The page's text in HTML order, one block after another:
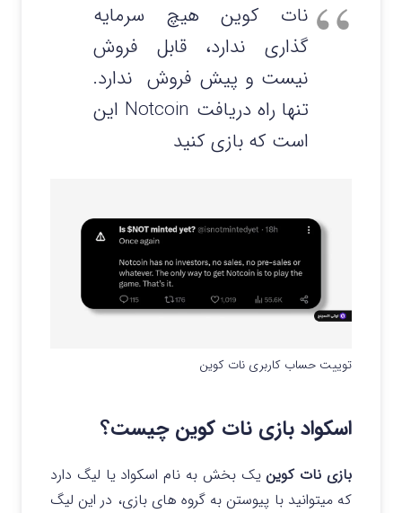
نات کوین هیچ سرمایه
گذاری ندارد، قابل فروش
نیست و پیش فروش ندارد.
تنها راه دریافت Notcoin این
است که بازی کنید
توییت حساب کاربری نات کوین
اسکواد بازی نات کوین چیست؟
بازی نات کوینیک بخش به نام اسکواد یا لیگ دارد
که میتوانید با پیوستن به گروه های بازی، در این لیگ